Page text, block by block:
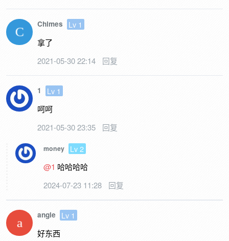
Chimes
Lv 1
拿了
2021-05-30 22:14
回复
1
Lv 1
呵呵
2021-05-30 23:35
回复
money
Lv 2
@1 哈哈哈哈
2024-07-23 11:28
回复
angle
Lv 1
好东西